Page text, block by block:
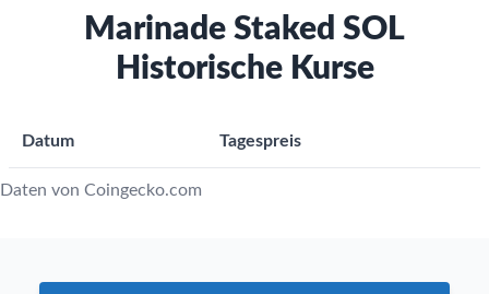
Marinade Staked SOL
Historische Kurse
Datum Tagespreis
Daten von Coingecko.com